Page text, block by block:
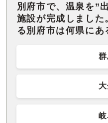
別府市で、温泉を”
施設が完成しました
る別府市は何県にあ